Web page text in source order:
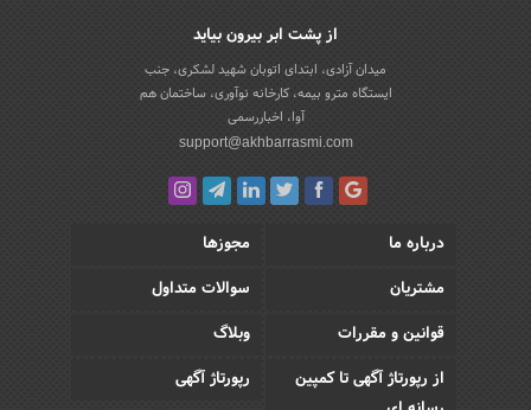
از پشت ابر بیرون بیاید
میدان آزادی، ابتدای اتوبان شهید لشکری، جنب
ایستگاه مترو بیمه، کارخانه نوآوری، ساختمان هم
آوا، اخباررسمی
support@akhbarrasmi.com
درباره ما
مجوزها
مشتریان
سوالات متداول
قوانین و مقررات
وبلاگ
از رپورتاژ آگهی تا کمپین
رپورتاژ آگهی